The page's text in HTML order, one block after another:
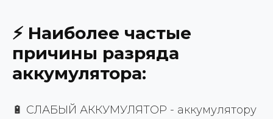
⚡ Наиболее частые
причины разряда
аккумулятора:
🔋 СЛАБЫЙ АККУМУЛЯТОР - аккумулятору